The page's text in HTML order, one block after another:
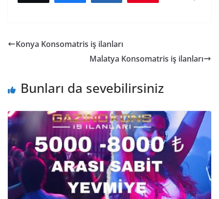
Konya Konsomatris iş ilanları
Malatya Konsomatris iş ilanları
Bunları da sevebilirsiniz